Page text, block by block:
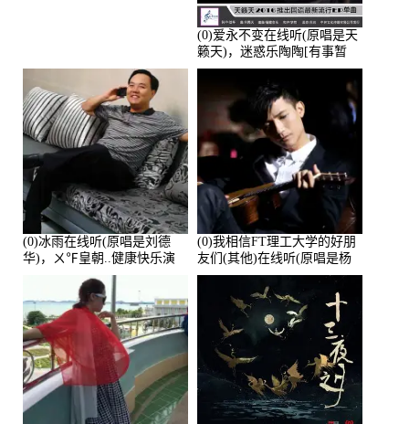
(0)爱永不变在线听(原唱是天
籁天)，迷惑乐陶陶[有事暂
离]演唱点播:27678次
(0)冰雨在线听(原唱是刘德
华)，ㄨ℉皇朝..健康快乐演
(0)我相信FT理工大学的好朋
友们(其他)在线听(原唱是杨
培安)，老乔演唱点播:23714